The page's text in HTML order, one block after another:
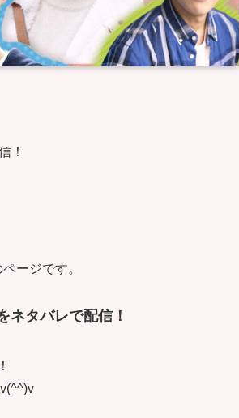
！
ージです。
ネタバレで配信！